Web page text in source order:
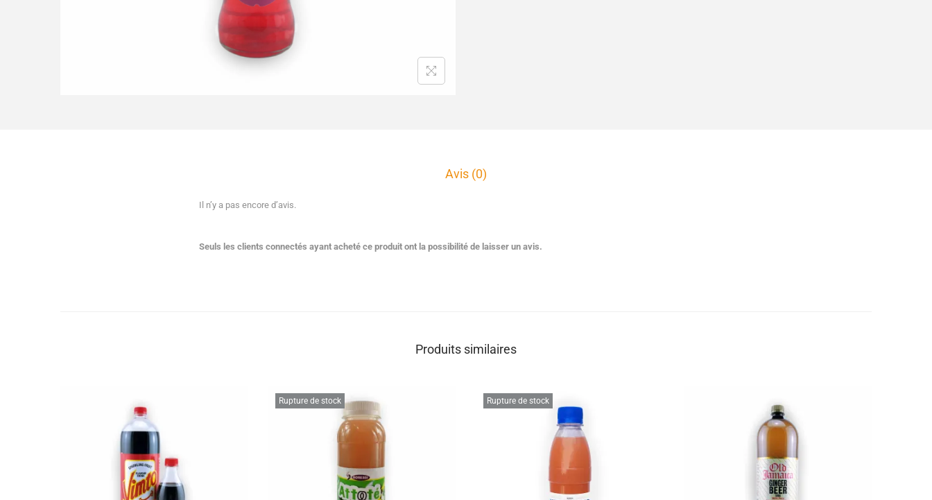
Avis (0)
Il n’y a pas encore d’avis.
Seuls les clients connectés ayant acheté ce produit ont la possibilité de laisser un avis.
Produits similaires
Rupture de stock Rupture de stock